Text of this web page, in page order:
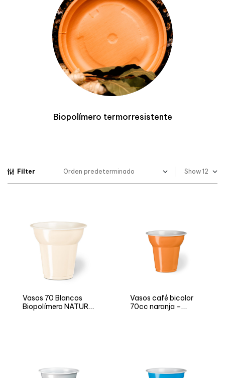
Biopolímero termorresistente
Filter Show
Vasos 70 Blancos
Biopolímero NATURIA
Vasos café bicolor
70cc naranja –